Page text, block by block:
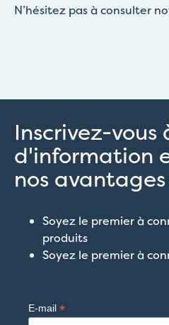
N’hésitez pas à consulter
Inscrivez-
d'information
nos avantages
Soyez le premier à
produits
Soyez le premier à
E-mail *